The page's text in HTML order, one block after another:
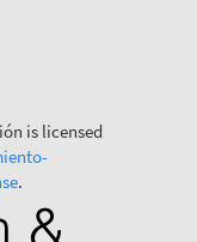
is licensed
.